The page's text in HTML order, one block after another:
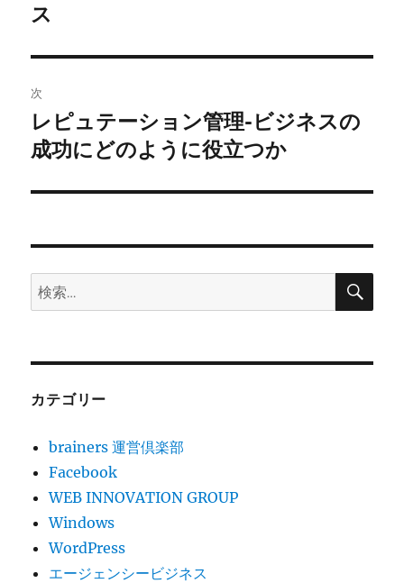
ナ
ビ
ゲ
ー
シ
ン
の
稿:
ス
次
次
の
稿:
レピュテーション管理-ビジネスの
成功にどのように役立つか
検
索:
検
カテゴリー
brainers 運営倶楽部
Facebook
WEB INNOVATION GROUP
Windows
WordPress
エージェンシービジネス